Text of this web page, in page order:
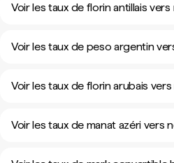
Voir les taux de florin antillais
Voir les taux de peso argentin
Voir les taux de florin arubais
Voir les taux de manat azéri vers